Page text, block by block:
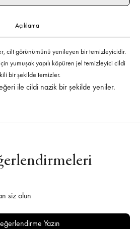
Açıklama
cilt görünümünü yenileyen bir temizleyicidir.
için yumuşak yapılı köpüren jel temizleyici cildi
bir şekilde temizler.
ile cildi nazik bir şekilde yeniler.
siz olun
Yazın